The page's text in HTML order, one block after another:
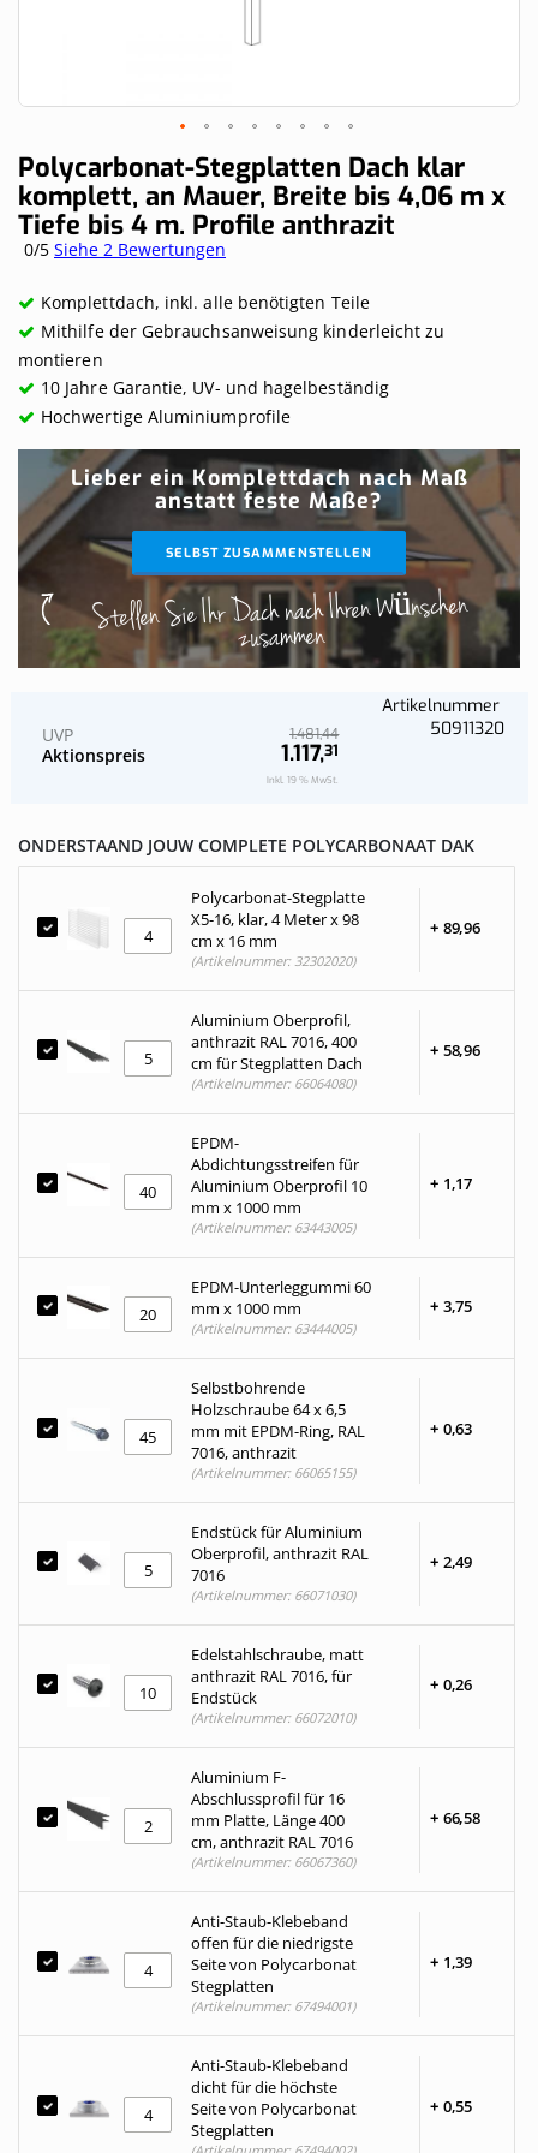
Skip
to
the
beginning
of
gallery
Polycarbonat-Stegplatten Dach klar
komplett, an Mauer, Breite bis 4,06 m x
Tiefe bis 4 m. Profile anthrazit
0/5 Siehe 2 Bewertungen
Komplettdach, inkl. alle benötigten Teile
Mithilfe der Gebrauchsanweisung kinderleicht zu
montieren
10 Jahre Garantie, UV- und hagelbeständig
Hochwertige Aluminiumprofile
Lieber ein Komplettdach nach Maß
anstatt feste Maße?
SELBST ZUSAMMENSTELLEN
Stellen Sie Ihr Dach nach Ihren Wünschen
zusammen
Aktionspreis 1.117,31
UVP 1.481,44
Inkl. 19 % MwSt.
Artikelnummer
50911320
ONDERSTAAND JOUW COMPLETE POLYCARBONAAT DAK
Polycarbonat-Stegplatte
X5-16, klar, 4 Meter x 98
cm x 16 mm
+ 89,96
(Artikelnummer: 32302020)
Aluminium Oberprofil,
anthrazit RAL 7016, 400
cm für Stegplatten Dach
+ 58,96
(Artikelnummer: 66064080)
EPDM-
Abdichtungsstreifen für
Aluminium Oberprofil 10
mm x 1000 mm
+ 1,17
(Artikelnummer: 63443005)
EPDM-Unterleggummi 60
mm x 1000 mm
+ 3,75
(Artikelnummer: 63444005)
Selbstbohrende
Holzschraube 64 x 6,5
mm mit EPDM-Ring, RAL
7016, anthrazit
+ 0,63
(Artikelnummer: 66065155)
Endstück für Aluminium
Oberprofil, anthrazit RAL
7016
+ 2,49
(Artikelnummer: 66071030)
Edelstahlschraube, matt
anthrazit RAL 7016, für
Endstück
+ 0,26
(Artikelnummer: 66072010)
Aluminium F-
Abschlussprofil für 16
mm Platte, Länge 400
cm, anthrazit RAL 7016
+ 66,58
(Artikelnummer: 66067360)
Anti-Staub-Klebeband
offen für die niedrigste
Seite von Polycarbonat
Stegplatten
+ 1,39
(Artikelnummer: 67494001)
Anti-Staub-Klebeband
dicht für die höchste
Seite von Polycarbonat
Stegplatten
+ 0,55